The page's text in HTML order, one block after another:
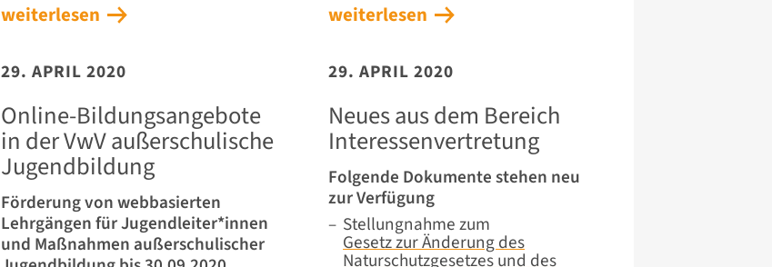
weiterlesen weiterlesen
29. APRIL 2020
Online-Bildungsangebote
in der VwV außerschulische
Jugendbildung
Förderung von webbasierten
Lehrgängen für Jugendleiter*innen
und Maßnahmen außerschulischer
29. APRIL 2020
Neues aus dem Bereich
Interessenvertretung
Folgende Dokumente stehen neu
zur Verfügung
Stellungnahme zum
Gesetz zur Änderung des
Naturschutzgesetzes und des